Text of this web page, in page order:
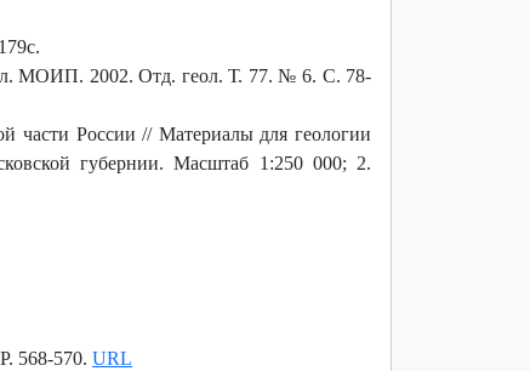
МОИП. 2002. Отд. геол. Т. 77. № 6. С. 78-
части России // Материалы для геологии
губернии. Масштаб 1:250 000; 2.
568-570. URL